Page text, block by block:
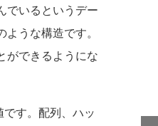
いるというデー
うな構造です。
ができるようにな
す。配列、ハッ